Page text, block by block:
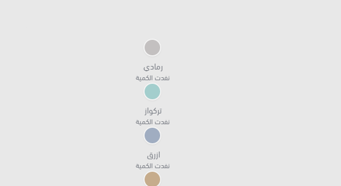
رمادي
نفدت الكمية
تركواز
نفدت الكمية
ازرق
نفدت الكمية